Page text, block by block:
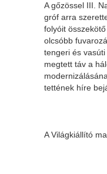
A gőzössel III.
gróf arra
folyóit
olcsóbb
tengeri és
megtett táv a
tettének híre
A Világkiállító